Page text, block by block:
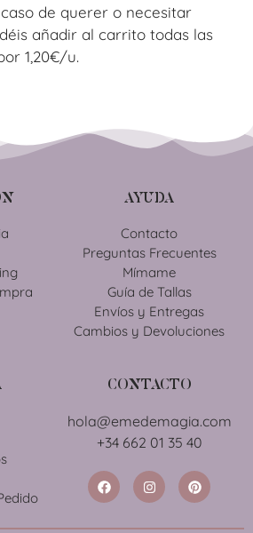
caso de querer o necesitar
añadir al carrito todas las
1,20€/u.
AYUDA
Contacto
Preguntas Frecuentes
Mímame
Guía de Tallas
Envíos y Entregas
Cambios y Devoluciones
CONTACTO
hola@emedemagia.com
+34 662 01 35 40